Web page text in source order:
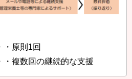
・原則1回
・複数回の継続的な支援